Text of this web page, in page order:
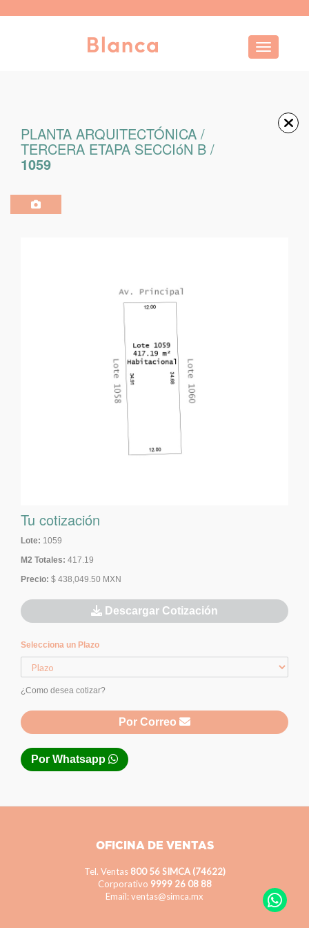
Toggle
PLANTA ARQUITECTÓNICA /
TERCERA ETAPA SECCIóN B /
1059
Tu cotización
Lote: 1059
M2 Totales: 417.19
Precio: $ 438,049.50 MXN
Descargar Cotización
Selecciona un Plazo
¿Como desea cotizar?
Por Correo
Por Whatsapp
OFICINA DE VENTAS
Tel. Ventas 800 56 SIMCA (74622)
Corporativo 9999 26 08 88
Email: ventas@simca.mx